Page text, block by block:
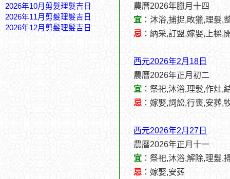
2026年10月剪髮理髮吉日
2026年11月剪髮理髮吉日
2026年12月剪髮理髮吉日
農曆2026年臘月十四
宜 ：沐浴,捕捉,畋獵,理髮,
忌 ：納采,訂盟,嫁娶,上樑,
西元2026年2月18日
農曆2026年正月初二
宜 ：祭祀,沐浴,理髮,作灶,
忌 ：嫁娶,詞訟,行喪,安葬,
西元2026年2月27日
農曆2026年正月十一
宜 ：祭祀,沐浴,解除,理髮,
忌 ：嫁娶,安葬